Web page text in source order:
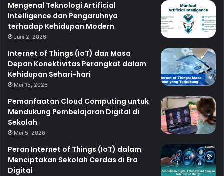
Mengenal Teknologi Artificial
Intelligence dan Pengaruhnya
terhadap Kehidupan Modern
Juni 2, 2026
Internet of Things (IoT) dan Masa
Depan Konektivitas Perangkat dalam
Kehidupan Sehari-hari
Mei 15, 2026
Pemanfaatan Cloud Computing untuk
Mendukung Pembelajaran Digital di
Sekolah
Mei 5, 2026
Peran Internet of Things (IoT) dalam
Menciptakan Sekolah Cerdas di Era
Digital